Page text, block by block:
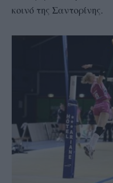
κοινό της Σαντορίνης.